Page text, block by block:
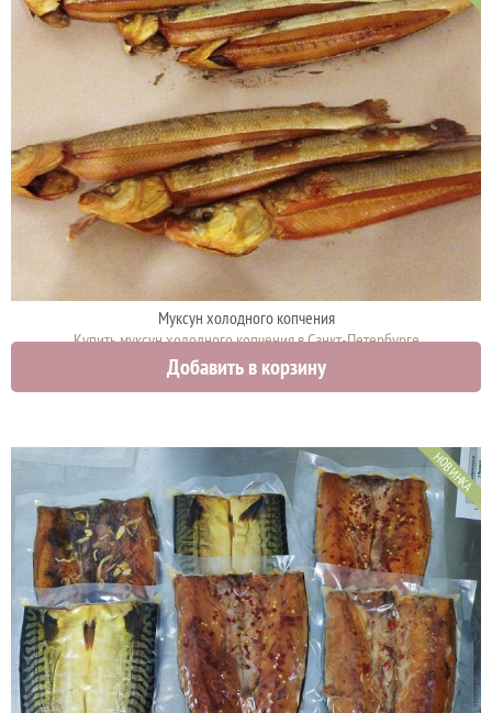
Муксун холодного копчения
Купить муксун холодного копчения в Санкт-Петербурге
2790 руб.
Добавить в корзину
НОВИНКА